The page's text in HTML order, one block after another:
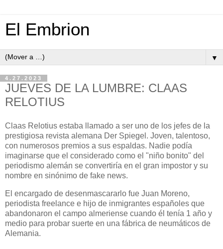
El Embrion
▼
4.27.2023
JUEVES DE LA LUMBRE: CLAAS
RELOTIUS
Claas Relotius estaba llamado a ser uno de los jefes de la
prestigiosa revista alemana Der Spiegel. Joven, talentoso,
con numerosos premios a sus espaldas. Nadie podía
imaginarse que el considerado como el "niño bonito" del
periodismo alemán se convertiría en el gran impostor y su
nombre en sinónimo de fake news.
El encargado de desenmascararlo fue Juan Moreno,
periodista freelance e hijo de inmigrantes españoles que
abandonaron el campo almeriense cuando él tenía 1 año y
medio para probar suerte en una fábrica de neumáticos de
Alemania.